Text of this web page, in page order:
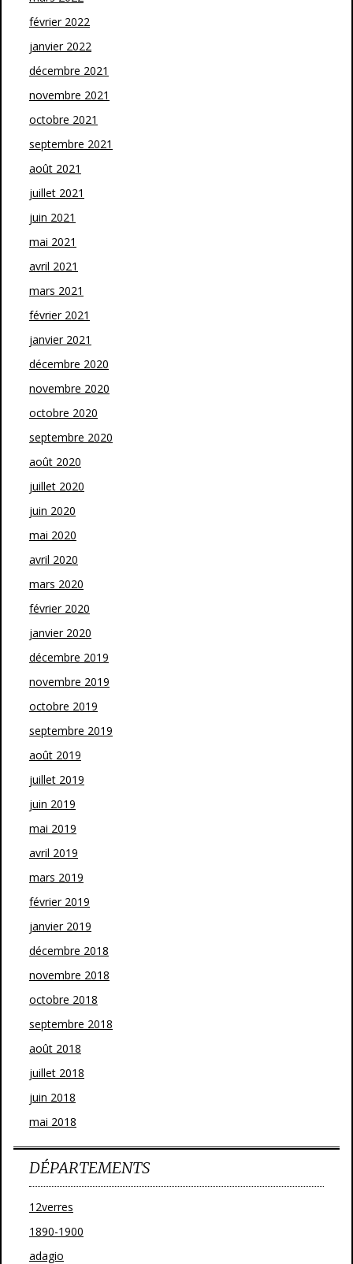
février 2022
janvier 2022
décembre 2021
novembre 2021
octobre 2021
septembre 2021
août 2021
juillet 2021
juin 2021
mai 2021
avril 2021
mars 2021
février 2021
janvier 2021
décembre 2020
novembre 2020
octobre 2020
septembre 2020
août 2020
juillet 2020
juin 2020
mai 2020
avril 2020
mars 2020
février 2020
janvier 2020
décembre 2019
novembre 2019
octobre 2019
septembre 2019
août 2019
juillet 2019
juin 2019
mai 2019
avril 2019
mars 2019
février 2019
janvier 2019
décembre 2018
novembre 2018
octobre 2018
septembre 2018
août 2018
juillet 2018
juin 2018
mai 2018
DÉPARTEMENTS
12verres
1890-1900
adagio